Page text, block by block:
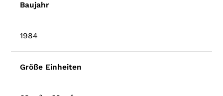
Baujahr
1984
Größe Einheiten